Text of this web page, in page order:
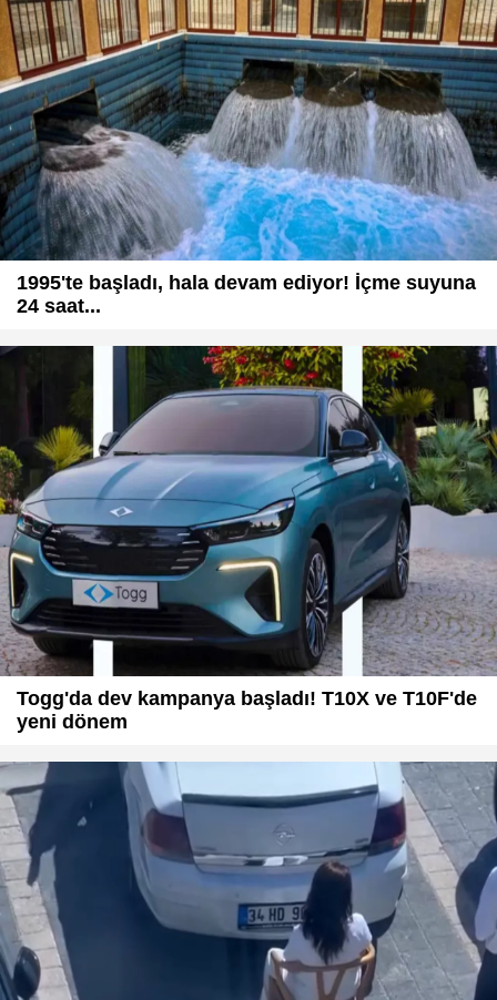
1995'te başladı, hala devam ediyor! İçme suyuna
24 saat...
Togg'da dev kampanya başladı! T10X ve T10F'de
yeni dönem